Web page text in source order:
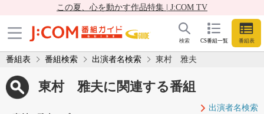
この夏、心を動かす作品特集 | J:COM TV
CS番組一覧 番組表
検索
番組表 番組検索 出演者名検索 東村 雅夫
東村 雅夫に関連する番組
出演者名検索